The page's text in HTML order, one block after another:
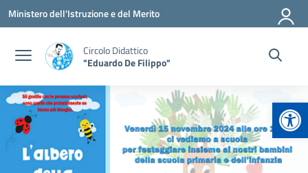
Vai ai contenuti
Vai al menu di navigazione
Vai al footer
Ministero dell'Istruzione e del Merito
Circolo Didattico
"Eduardo De Filippo"